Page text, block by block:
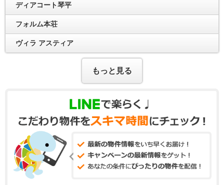
ディアコート琴平
フォルム本荘
ヴィラ アスティア
もっと見る